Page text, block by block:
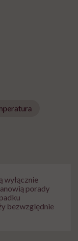
wyłącznie
porady
bezwzględnie